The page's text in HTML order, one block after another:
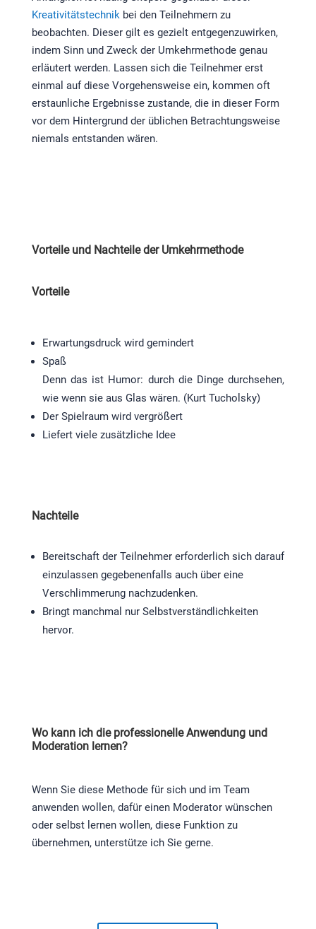
Kreativitätstechnikbei den Teilnehmern zu
beobachten. Dieser gilt es gezielt entgegenzuwirken,
indem Sinn und Zweck der Umkehrmethode genau
erläutert werden. Lassen sich die Teilnehmer erst
einmal auf diese Vorgehensweise ein, kommen oft
erstaunliche Ergebnisse zustande, die in dieser Form
vor dem Hintergrund der üblichen Betrachtungsweise
niemals entstanden wären.
Vorteile und Nachteile der Umkehrmethode
Vorteile
Erwartungsdruck wird gemindert
Spaß
Denn das ist Humor: durch die Dinge durchsehen,
wie wenn sie aus Glas wären. (Kurt Tucholsky)
Der Spielraum wird vergrößert
Liefert viele zusätzliche Idee
Nachteile
Bereitschaft der Teilnehmer erforderlich sich darauf
einzulassen gegebenenfalls auch über eine
Verschlimmerung nachzudenken.
Bringt manchmal nur Selbstverständlichkeiten
hervor.
Wo kann ich die professionelle Anwendung und
Moderation lernen?
Wenn Sie diese Methode für sich und im Team
anwenden wollen, dafür einen Moderator wünschen
oder selbst lernen wollen, diese Funktion zu
übernehmen, unterstütze ich Sie gerne.